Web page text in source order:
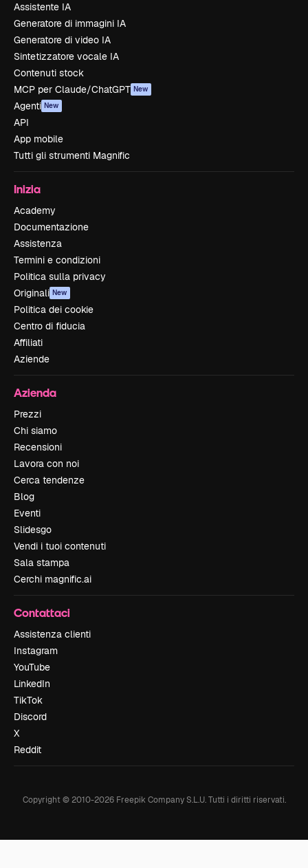
Assistente IA
Generatore di immagini IA
Generatore di video IA
Sintetizzatore vocale IA
Contenuti stock
MCP per Claude/ChatGPT New
Agenti New
API
App mobile
Tutti gli strumenti Magnific
Inizia
Academy
Documentazione
Assistenza
Termini e condizioni
Politica sulla privacy
Originali New
Politica dei cookie
Centro di fiducia
Affiliati
Aziende
Azienda
Prezzi
Chi siamo
Recensioni
Lavora con noi
Cerca tendenze
Blog
Eventi
Slidesgo
Vendi i tuoi contenuti
Sala stampa
Cerchi magnific.ai
Contattaci
Assistenza clienti
Instagram
YouTube
LinkedIn
TikTok
Discord
X
Reddit
Copyright © 2010-2026Freepik Company S.L.U. Tutti i diritti riservati.